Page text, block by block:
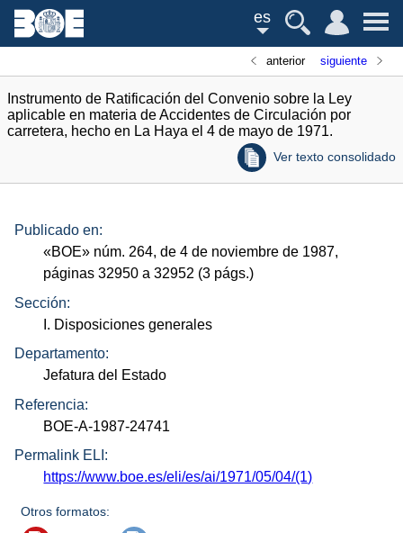
es
anterior siguiente
Instrumento de Ratificación del Convenio sobre la Ley
aplicable en materia de Accidentes de Circulación por
carretera, hecho en La Haya el 4 de mayo de 1971.
Ver texto consolidado
Publicado en:
«BOE» núm. 264, de 4 de noviembre de 1987,
páginas 32950 a 32952 (3 págs.)
Sección:
I. Disposiciones generales
Departamento:
Jefatura del Estado
Referencia:
BOE-A-1987-24741
Permalink ELI:
https://www.boe.es/eli/es/ai/1971/05/04/(1)
Otros formatos: